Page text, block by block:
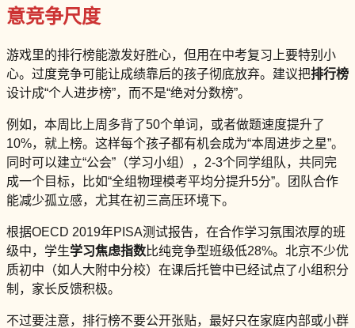
意竞争尺度
游戏里的排行榜能激发好胜心，但用在中考复习上要特别小
心。过度竞争可能让成绩靠后的孩子彻底放弃。建议把排行榜
设计成“个人进步榜”，而不是“绝对分数榜”。
例如，本周比上周多背了50个单词，或者做题速度提升了
10%，就上榜。这样每个孩子都有机会成为“本周进步之星”。
同时可以建立“公会”（学习小组），2-3个同学组队，共同完
成一个目标，比如“全组物理模考平均分提升5分”。团队合作
能减少孤立感，尤其在初三高压环境下。
根据OECD 2019年PISA测试报告，在合作学习氛围浓厚的班
级中，学生学习焦虑指数比纯竞争型班级低28%。北京不少优
质初中（如人大附中分校）在课后托管中已经试点了小组积分
制，家长反馈积极。
不过要注意，排行榜不要公开张贴，最好只在家庭内部或小群